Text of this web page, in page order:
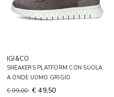
IGI&CO
SNEAKERS PLATFORM CON SUOLA
A ONDE UOMO GRIGIO
€ 99,00 € 49,50